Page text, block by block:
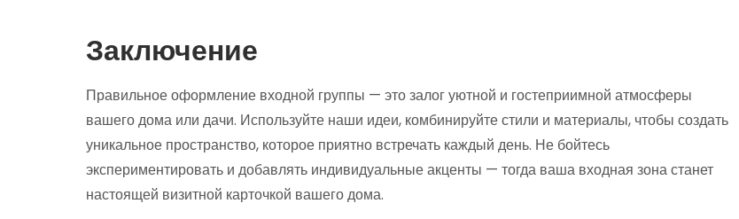
Заключение
Правильное оформление входной группы — это залог уютной и гостеприимной атмосферы
вашего дома или дачи. Используйте наши идеи, комбинируйте стили и материалы, чтобы создать
уникальное пространство, которое приятно встречать каждый день. Не бойтесь
экспериментировать и добавлять индивидуальные акценты — тогда ваша входная зона станет
настоящей визитной карточкой вашего дома.